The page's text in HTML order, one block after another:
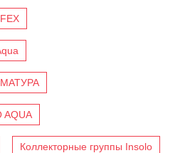
AQUA
Коллекторные группы Insolo